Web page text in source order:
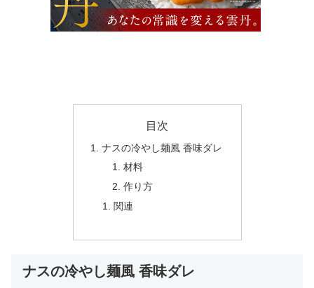
目次
ナスの冷やし麺風 香味ダレ
材料
作り方
関連
ナスの冷やし麺風 香味ダレ